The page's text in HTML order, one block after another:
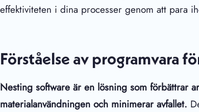
effektiviteten i dina processer genom att para
Förståelse av programvara
Nesting software är en lösning som förbättrar
materialanvändningen och minimerar avfallet.